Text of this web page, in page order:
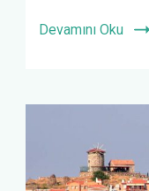
Devamını Oku